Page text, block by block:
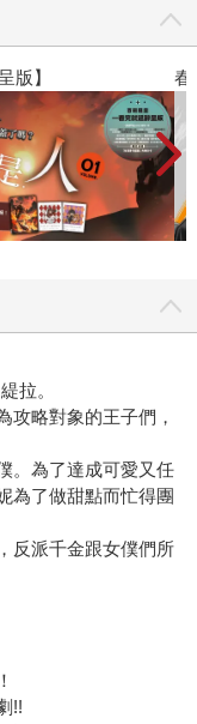
拉。
略對象的王子們，
。為了達成可愛又任
為了做甜點而忙得團
反派千金跟女僕們所
!!